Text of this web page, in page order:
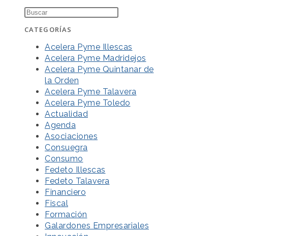
CATEGORÍAS
Acelera Pyme Illescas
Acelera Pyme Madridejos
Acelera Pyme Quintanar de
la Orden
Acelera Pyme Talavera
Acelera Pyme Toledo
Actualidad
Agenda
Asociaciones
Consuegra
Consumo
Fedeto Illescas
Fedeto Talavera
Financiero
Fiscal
Formación
Galardones Empresariales